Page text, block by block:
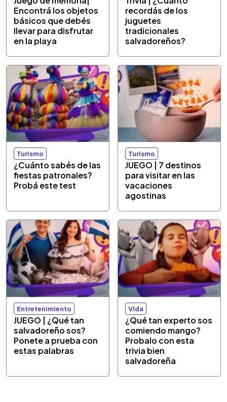
Encontrá los objetos
básicos que debés
llevar para disfrutar
en la playa
recordás de los
juguetes
tradicionales
salvadoreños?
Turismo
¿Cuánto sabés de las
fiestas patronales?
Probá este test
Turismo
JUEGO | 7 destinos
para visitar en las
vacaciones
agostinas
Entretenimiento
JUEGO | ¿Qué tan
salvadoreño sos?
Ponete a prueba con
estas palabras
Vida
¿Qué tan experto sos
comiendo mango?
Probalo con esta
trivia bien
salvadoreña